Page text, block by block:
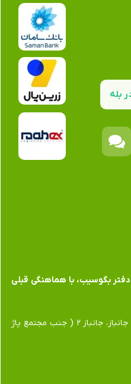
دفتر بگوسیب، با هماهنگی قبلی
​​​​​​​آدرس دفتر: مشهد، بلوار فردوسی، بلوار جانباز، جانباز ۲ ( جنب مجتمع پاژ
بله